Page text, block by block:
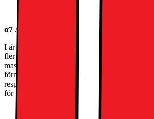
α7 AI Processor 4K Gen8 – smartare kraft
I år ger den återlanserade α7 AI-processorn
fler modeller. Med 30 % högre CPU- och
massiva 110 % mer GPU-prestanda för
förra årets α5-processor, ger den en smidigare,
responsiv bildkvalitet. Denna kraftfulla
för våra bästa modeller, ger nu en bättre